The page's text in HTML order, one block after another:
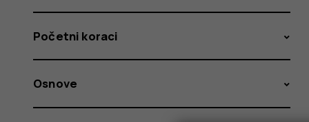
Početni koraci
Osnove